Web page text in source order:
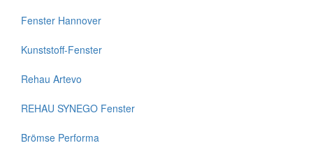
Fenster Hannover
Kunststoff-Fenster
Rehau Artevo
REHAU SYNEGO Fenster
Brömse Performa